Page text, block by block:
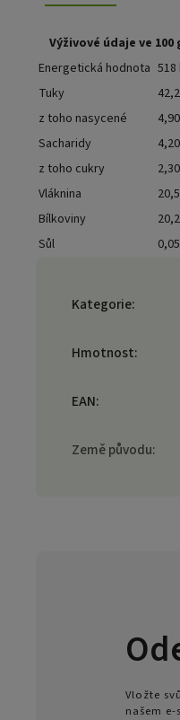
Výživové údaje ve 100
Energetická hodnota
Tuky
z toho nasycené
Sacharidy
z toho cukry
Vláknina
Bílkoviny
Sůl
Kategorie:
Hmotnost:
EAN:
Země původu:
Vložte
našem